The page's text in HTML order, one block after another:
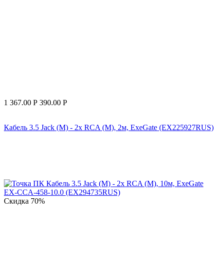
1 367.00 Р 390.00 Р
Кабель 3.5 Jack (M) - 2x RCA (M), 2м, ExeGate (EX225927RUS)
Скидка 70%